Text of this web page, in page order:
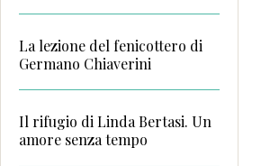
La lezione del fenicottero di
Germano Chiaverini
Il rifugio di Linda Bertasi. Un
amore senza tempo